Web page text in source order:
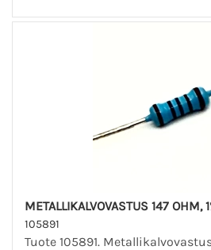
METALLIKALVOVASTUS 147 OHM,
105891
Tuote 105891. Metallikalvovastus